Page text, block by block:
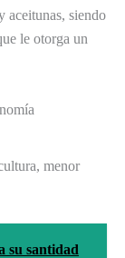
aceitunas, siendo
le otorga un
menor
su santidad